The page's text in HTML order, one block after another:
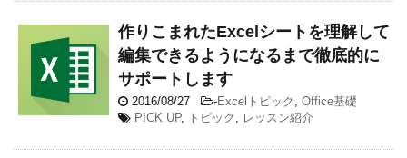
作りこまれたExcelシートを理解して
編集できるようになるまで徹底的に
サポートします
2016/08/27 -Excelトピック , Office基礎
PICK UP, トピック , レッスン紹介